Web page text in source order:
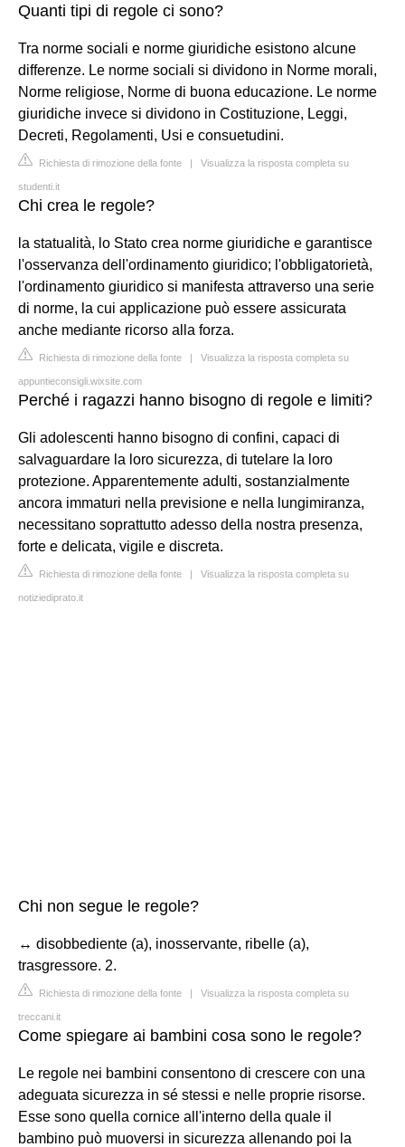
Quanti tipi di regole ci sono?
Tra norme sociali e norme giuridiche esistono alcune
differenze. Le norme sociali si dividono in Norme morali,
Norme religiose, Norme di buona educazione. Le norme
giuridiche invece si dividono in Costituzione, Leggi,
Decreti, Regolamenti, Usi e consuetudini.
Richiesta di rimozione della fonte | Visualizza la risposta completa su
studenti.it
Chi crea le regole?
la statualità, lo Stato crea norme giuridiche e garantisce
l'osservanza dell'ordinamento giuridico; l'obbligatorietà,
l'ordinamento giuridico si manifesta attraverso una serie
di norme, la cui applicazione può essere assicurata
anche mediante ricorso alla forza.
Richiesta di rimozione della fonte | Visualizza la risposta completa su
appuntieconsigli.wixsite.com
Perché i ragazzi hanno bisogno di regole e limiti?
Gli adolescenti hanno bisogno di confini, capaci di
salvaguardare la loro sicurezza, di tutelare la loro
protezione. Apparentemente adulti, sostanzialmente
ancora immaturi nella previsione e nella lungimiranza,
necessitano soprattutto adesso della nostra presenza,
forte e delicata, vigile e discreta.
Richiesta di rimozione della fonte | Visualizza la risposta completa su
notiziediprato.it
Chi non segue le regole?
↔ disobbediente (a), inosservante, ribelle (a),
trasgressore. 2.
Richiesta di rimozione della fonte | Visualizza la risposta completa su
treccani.it
Come spiegare ai bambini cosa sono le regole?
Le regole nei bambini consentono di crescere con una
adeguata sicurezza in sé stessi e nelle proprie risorse.
Esse sono quella cornice all'interno della quale il
bambino può muoversi in sicurezza allenando poi la